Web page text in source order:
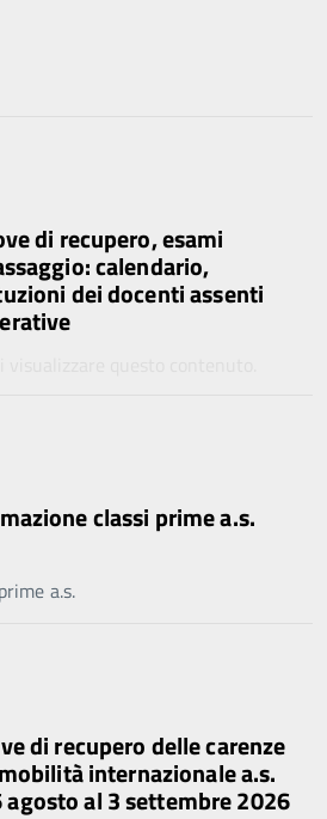
di recupero, esami
calendario,
dei docenti assenti
classi prime a.s.
a.s.
di recupero delle carenze
internazionale a.s.
al 3 settembre 2026